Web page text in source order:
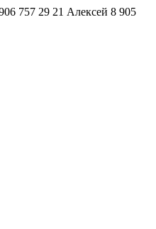
757 29 21 Алексей 8 905